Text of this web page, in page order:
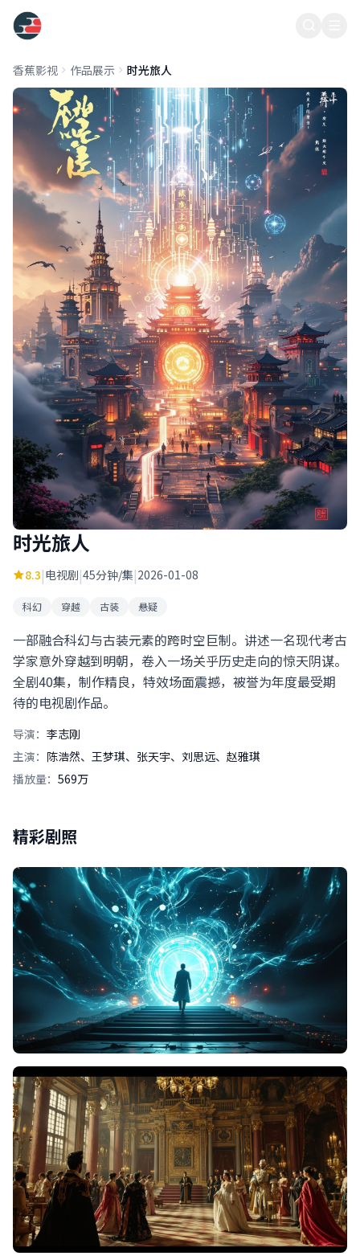
香蕉影视 作品展示 时光旅人
时光旅人
8.3|电视剧|45分钟/集|2026-01-08
科幻 穿越 古装 悬疑
一部融合科幻与古装元素的跨时空巨制。讲述一名现代考古
学家意外穿越到明朝，卷入一场关乎历史走向的惊天阴谋。
全剧40集，制作精良，特效场面震撼，被誉为年度最受期
待的电视剧作品。
导演： 李志刚
主演： 陈浩然、王梦琪、张天宇、刘思远、赵雅琪
播放量： 569万
精彩剧照